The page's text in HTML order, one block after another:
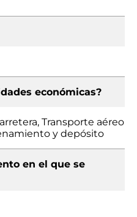
económicas?
Transporte aéreo
y depósito
en el que se